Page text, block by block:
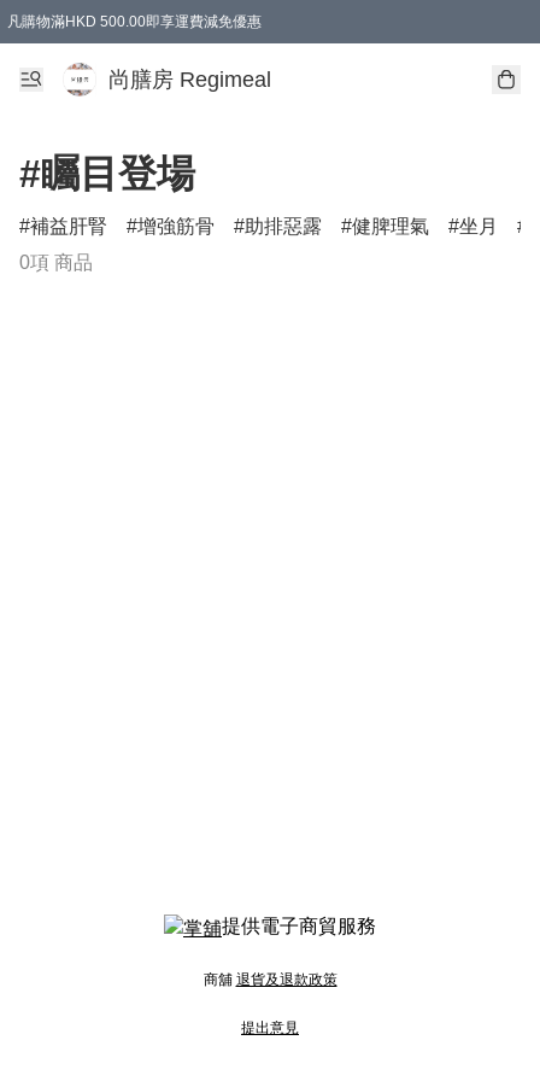
凡購物滿HKD 500.00即享運費減免優惠
尚膳房 Regimeal
#矚目登場
補益肝腎 增強筋骨 助排惡露 健脾理氣 坐月
0項 商品
提供電子商貿服務
商舖 退貨及退款政策
提出意見